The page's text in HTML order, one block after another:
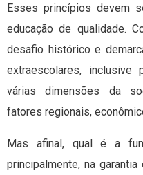
Esses princípios devem
educação de qualidade.
desafio histórico e
extraescolares, inclusive
várias dimensões da
fatores regionais,
Mas afinal, qual é a
principalmente, na